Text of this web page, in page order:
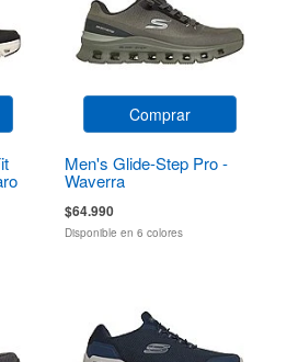
Comprar
Men's Glide-Step Pro -
Waverra
$64.990
Disponible en 6 colores